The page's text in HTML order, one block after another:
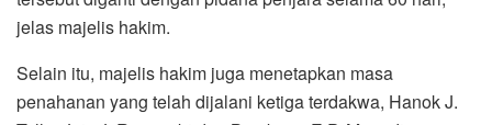
jelas majelis hakim.
Selain itu, majelis hakim juga menetapkan masa
penahanan yang telah dijalani ketiga terdakwa, Hanok J.